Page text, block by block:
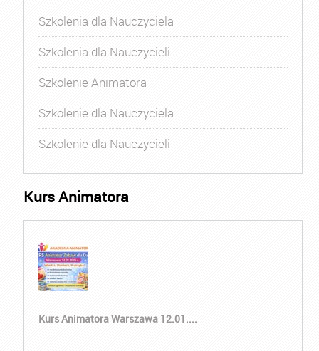
Szkolenia dla Nauczyciela
Szkolenia dla Nauczycieli
Szkolenie Animatora
Szkolenie dla Nauczyciela
Szkolenie dla Nauczycieli
Kurs Animatora
Kurs Animatora Warszawa 12.01....